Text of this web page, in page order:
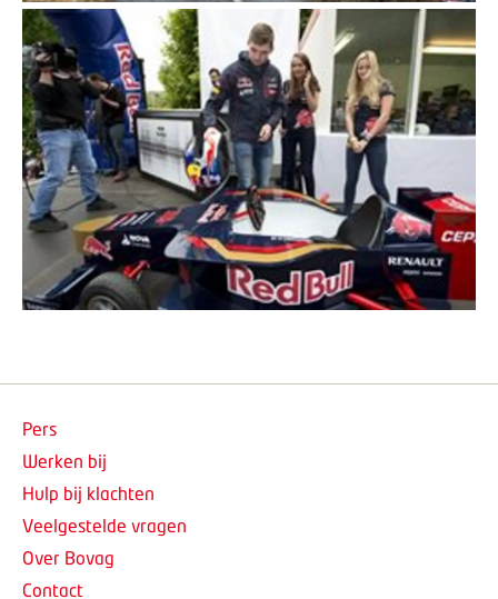
Pers
Werken bij
Hulp bij klachten
Veelgestelde vragen
Over Bovag
Contact